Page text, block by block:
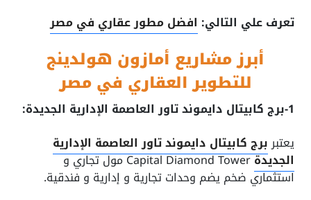
تعرف علي التالي: افضل مطور عقاري في مصر
أبرز مشاريع أمازون هولدينج
للتطوير العقاري في مصر
1-برج كابيتال دايموند تاور العاصمة الإدارية الجديدة:
يعتبربرج كابيتال دايموند تاور العاصمة الإدارية
الجديدة
Capital Diamond Tower مول تجاري و
استثماري ضخم يضم وحدات تجارية و إدارية و فندقية.